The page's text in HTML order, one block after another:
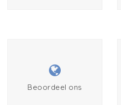
Beoordeel ons